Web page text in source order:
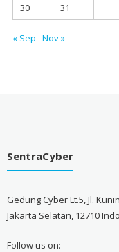
30
31
« Sep Nov »
SentraCyber
Gedung Cyber Lt.5, Jl.
Jakarta Selatan, 12710
Follow us on: